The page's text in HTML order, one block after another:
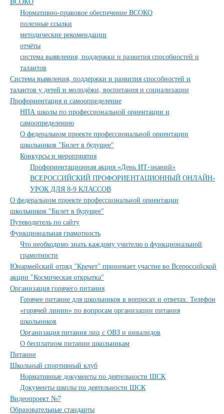
ВСОКО
Нормативно-правовое обеспечение ВСОКО
полезные ссылки
методические рекомендации
отчёты
система выявления, поддержки и развития способностей и
талантов
Система выявления, поддержки и развития способностей и
талантов у детей и молодёжи, воспитания и социализации
Профориентация и самоопределение
НПА школы по профессиональной ориентации и
самоопределению
О федеральном проекте профессиональной ориентации
школьников "Билет в будущее"
Конкурсы и мероприятия
Профориентационная акция «День ИТ-знаний»
ВСЕРОССИЙСКИЙ ПРОФОРИЕНТАЦИОННЫЙ ОНЛАЙН-
УРОК ДЛЯ 8-9 КЛАССОВ
О федеральном проекте профессиональной ориентации
школьников "Билет в будущее"
Путеводитель по сайту
Функциональная грамотность
Что необходимо знать каждому учителю о функциональной
грамотности
Юнармейский отряд "Кречет" принимает участие во Всероссийской
акции "Космическая открытка"
Организация горячего питания
Горячее питание для школьников в вопросах и ответах. Телефон
«горячей линии» по вопросам организации питания
школьников
Организация питания лиц с ОВЗ и инвалидов
О бесплатном питании школьникам
Питание
Школьный спортивный клуб
Нормативные документы по деятельности ШСК
Документы школы по деятельности ШСК
Видеопроект №7
Образовательные стандарты